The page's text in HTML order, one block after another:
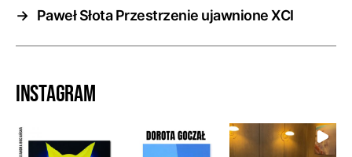
→ Paweł Słota Przestrzenie ujawnione XCI
Instagram